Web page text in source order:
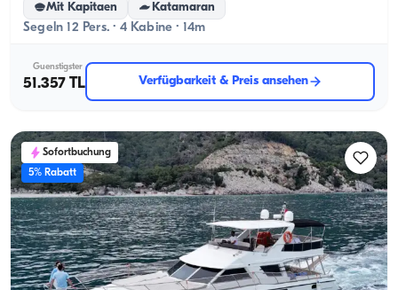
Mit Kapitaen Katamaran
Segeln 12 Pers. · 4 Kabine · 14m
Guenstigster
51.357 TL Verfügbarkeit & Preis ansehen
Sofortbuchung
5% Rabatt